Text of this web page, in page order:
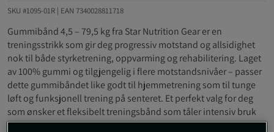
SKU #1095-01R | EAN 7340028811718
Gummibånd 4,5 – 79,5 kg fra Star Nutrition Gear er en
treningsstrikk som gir deg progressiv motstand og allsidighet
nok til både styrketrening, oppvarming og rehabilitering. Laget
av 100% gummi og tilgjengelig i flere motstandsnivåer – passer
dette gummibåndet like godt til hjemmetrening som til tunge
løft og funksjonell trening på senteret. Et perfekt valg for deg
som ønsker et fleksibelt treningsbånd som tåler intensiv bruk
og gir mulighet til å utfordre hele kroppen.